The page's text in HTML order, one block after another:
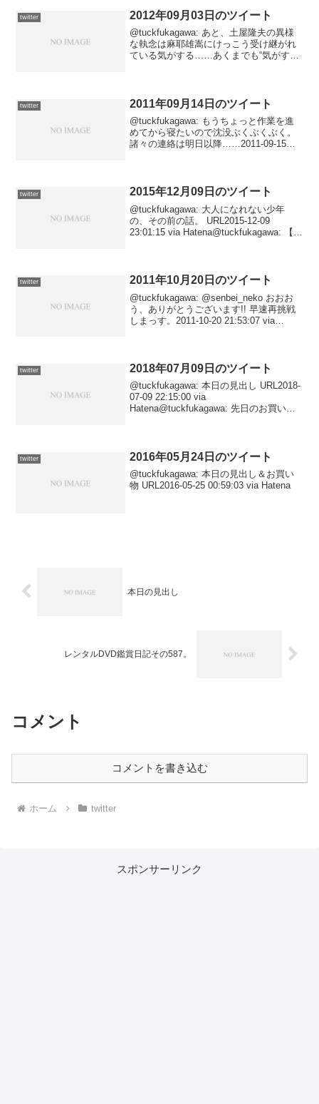
twitter 2012年09月03日のツイート
@tuckfukagawa: あと、土屋隆夫の異様
な執念は麻耶雄嵩にけっこう受け継がれ
ている気がする……あくまでも“気がす
twitter 2011年09月14日のツイート
@tuckfukagawa: もうちょっと作業を進
めてから寝たいので沈没ぶくぶくぶく。
諸々の連絡は明日以降……2011-09-15
twitter 2015年12月09日のツイート
@tuckfukagawa: 大人になれない少年
の、その前の話。 URL2015-12-09
23:01:15 via Hatena@tuckfukagawa: 【死
twitter 2011年10月20日のツイート
@tuckfukagawa: @senbei_neko おおお
う、ありがとうございます!! 早速再挑戦
しまっす。2011-10-20 21:53:07 via
twitter 2018年07月09日のツイート
@tuckfukagawa: 本日の見出し URL2018-
07-09 22:15:00 via
Hatena@tuckfukagawa: 先日のお買い物
twitter 2016年05月24日のツイート
@tuckfukagawa: 本日の見出し＆お買い
物 URL2016-05-25 00:59:03 via Hatena
本日の見出し
レンタルDVD鑑賞日記その587。
コメント
コメントを書き込む
ホーム twitter
スポンサーリンク